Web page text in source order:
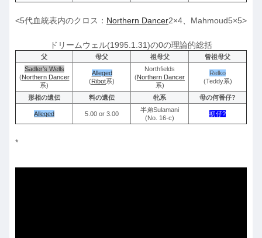
<5代血統表内のクロス： Northern Dancer2×4、Mahmoud5×5>
ドリームウェル(1995.1.31)の0の理論的総括
父 母父 祖母父
曾祖母父
Sadler’s Wells
(Northern Dancer
系)
Alleged
(Ribot系)
Northfields
(Northern Dancer
系)
Relko
(Teddy系)
形相の遺伝 料の遺伝 牝系 母の何番仔?
Alleged 5.00 or 3.00
半弟Sulamani
(No. 16-c)
初仔?
*